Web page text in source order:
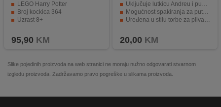
LEGO Harry Potter
Broj kockica 364
Uzrast 8+
95,90 KM
Uključuje lutkicu Andreu i pudlicu
Mogućnost spakiranja za putovanje
Uređena u stilu torbe za plivanje
20,00 KM
Slike pojedinih proizvoda na web stranici ne moraju nužno odgovarati stvarnom
izgledu proizvoda. Zadržavamo pravo pogreške u slikama proizvoda.